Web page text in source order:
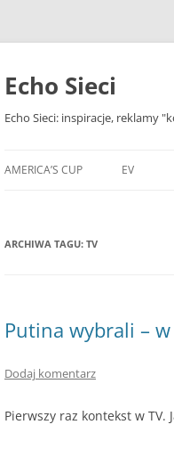
Przejdź
treści
Echo Sieci
Echo Sieci: inspiracje, reklamy
AMERICA’S CUP EV
ARCHIWA TAGU: TV
Putina wybrali –
Dodaj komentarz
Pierwszy raz kontekst w